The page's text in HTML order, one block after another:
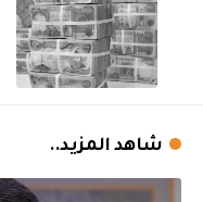
شاهد المزيد..